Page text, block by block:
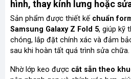
hình, thay kính lưng hoặc
Sản phẩm được thiết kế chuẩn
Samsung Galaxy Z Fold 5, giúp kỹ
chóng, lắp đặt chính xác và đảm
sau khi hoàn tất quá trình sửa chữa.
Nhờ lớp keo được cắt sẵn theo